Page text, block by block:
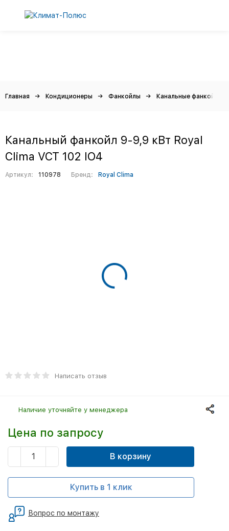
Главная Кондиционеры Фанкойлы Канальные фанкойлы
Канальный фанкойл 9-9,9 кВт Royal
Clima VCT 102 IO4
Артикул: 110978 Бренд: Royal Clima
Написать отзыв
Наличие уточняйте у менеджера
Цена по запросу
В корзину
Купить в 1 клик
Вопрос по монтажу